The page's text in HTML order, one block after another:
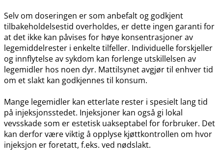
Selv om doseringen er som anbefalt og godkjent
tilbakeholdelsestid overholdes, er dette ingen garanti for
at det ikke kan påvises for høye konsentrasjoner av
legemiddelrester i enkelte tilfeller. Individuelle forskjeller
og innflytelse av sykdom kan forlenge utskillelsen av
legemidler hos noen dyr. Mattilsynet avgjør til enhver tid
om et slakt kan godkjennes til konsum.
Mange legemidler kan etterlate rester i spesielt lang tid
på injeksjonsstedet. Injeksjoner kan også gi lokal
vevsskade som er estetisk uakseptabel for forbruker. Det
kan derfor være viktig å opplyse kjøttkontrollen om hvor
injeksjon er foretatt, f.eks. ved nødslakt.